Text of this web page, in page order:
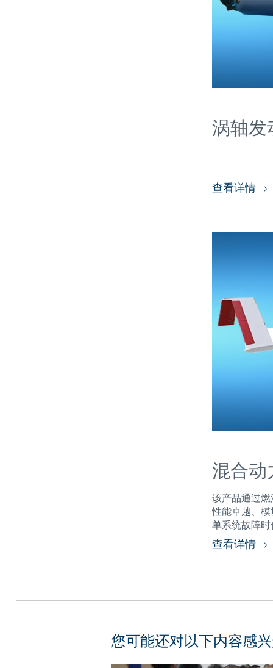
涡轴发
查看详情
混合动
该产品通过
性能卓越、
单系统故障
查看详情
您可能还对以下内容感